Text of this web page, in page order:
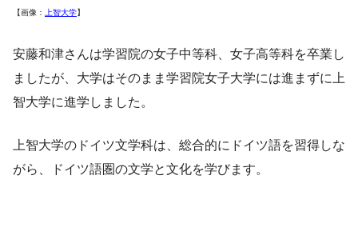
【画像： 上智大学】
安藤和津さんは学習院の女子中等科、女子高等科を卒業し
ましたが、大学はそのまま学習院女子大学には進まずに上
智大学に進学しました。
上智大学のドイツ文学科は、総合的にドイツ語を習得しな
がら、ドイツ語圏の文学と文化を学びます。